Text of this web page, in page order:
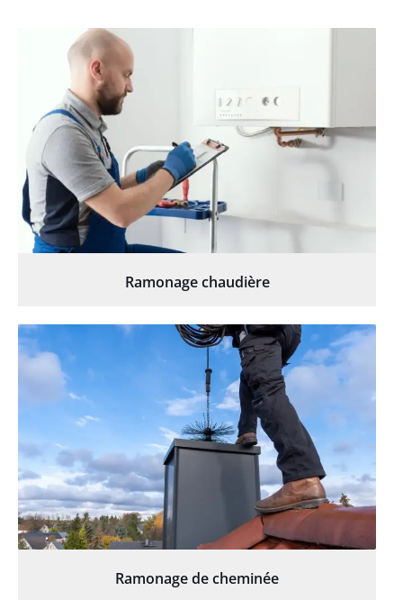
Ramonage chaudière
Ramonage de cheminée